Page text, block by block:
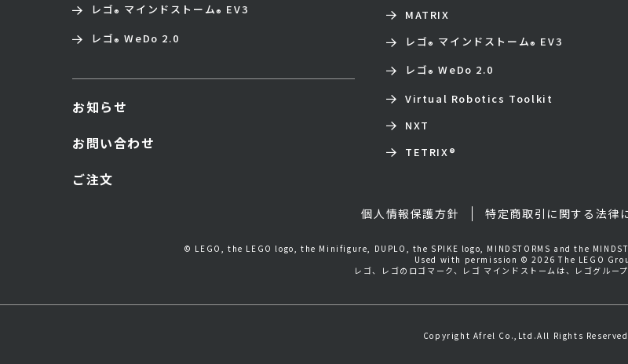
レゴ® マインドストーム® EV3
レゴ® WeDo 2.0
MATRIX
レゴ® マインドストーム® EV3
レゴ® WeDo 2.0
Virtual Robotics Toolkit
NXT
TETRIX®
お知らせ
お問い合わせ
ご注文
個人情報保護方針 特定商取引に関する法律
© LEGO, the LEGO logo, the Minifigure, DUPLO, the SPIKE logo, MINDSTORMS and the
Used with permission © 2026 The LEGO
レゴ、レゴのロゴマーク、レゴ マインドストームは、レゴグループ
Copyright Afrel Co.,Ltd.All Rights